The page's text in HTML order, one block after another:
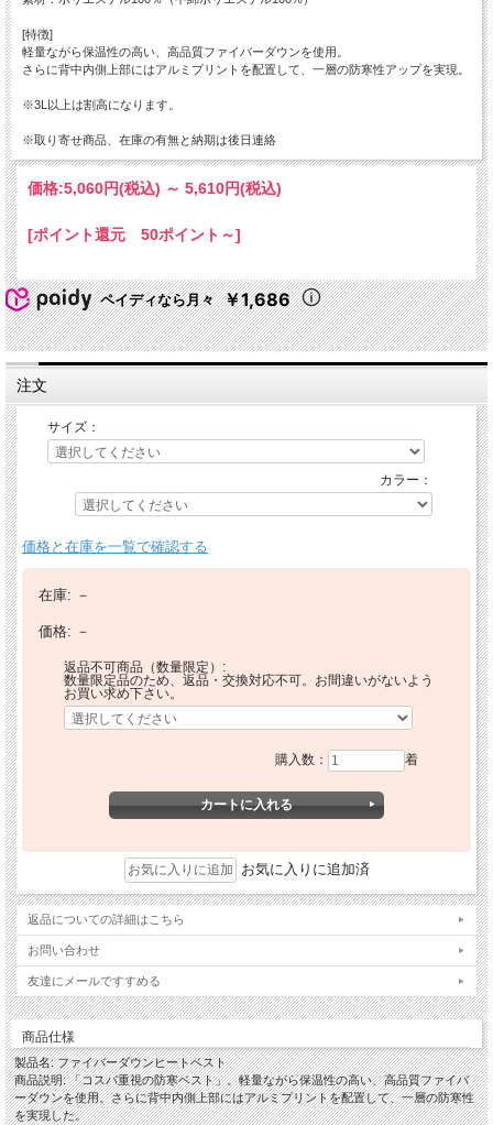
[特徴]
軽量ながら保温性の高い、高品質ファイバーダウンを使用。
さらに背中内側上部にはアルミプリントを配置して、一層の防寒性アップを実現。
※3L以上は割高になります。
※取り寄せ商品、在庫の有無と納期は後日連絡
価格:5,060円(税込) ～ 5,610円(税込)
[ポイント還元 50ポイント～]
ペイディなら月々 ￥1,686
注文
サイズ：
カラー：
価格と在庫を一覧で確認する
在庫: －
価格: －
返品不可商品（数量限定）:
数量限定品のため、返品・交換対応不可。お間違いがないよう
お買い求め下さい。
購入数： 着
お気に入りに追加済
返品についての詳細はこちら
お問い合わせ
友達にメールですすめる
商品仕様
製品名: ファイバーダウンヒートベスト
商品説明: 「コスパ重視の防寒ベスト」。軽量ながら保温性の高い、高品質ファイバ
ーダウンを使用。さらに背中内側上部にはアルミプリントを配置して、一層の防寒性
を実現した。